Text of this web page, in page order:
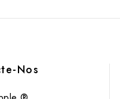
Nos